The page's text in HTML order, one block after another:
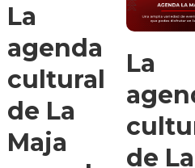
La
agenda
cultural
de La
Maja
La
de La